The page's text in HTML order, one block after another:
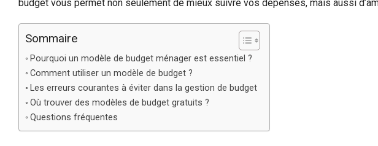
budget vous permet non seulement de mieux suivre vos dépenses, mais aussi
Sommaire
Pourquoi un modèle de budget ménager est essentiel ?
Comment utiliser un modèle de budget ?
Les erreurs courantes à éviter dans la gestion de budget
Où trouver des modèles de budget gratuits ?
Questions fréquentes